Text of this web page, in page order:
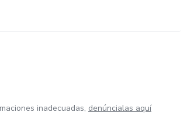
inadecuadas, denúncialas aquí